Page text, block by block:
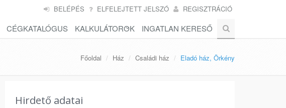
BELÉPÉS ELFELEJTETT JELSZÓ REGISZTRÁCIÓ
CÉGKATALÓGUS KALKULÁTOROK INGATLAN KERESŐ
Főoldal Ház Családi ház Eladó ház, Örkény
Hirdető adatai